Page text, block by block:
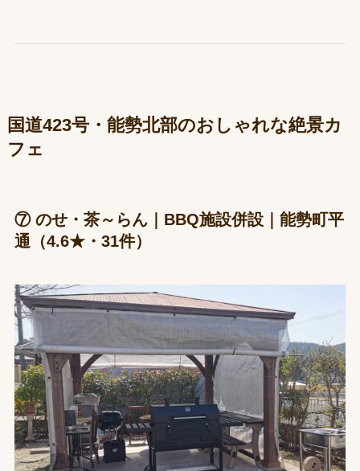
国道423号・能勢北部のおしゃれな絶景カ
フェ
⑦ のせ・茶～らん｜BBQ施設併設｜能勢町平
通（4.6★・31件）